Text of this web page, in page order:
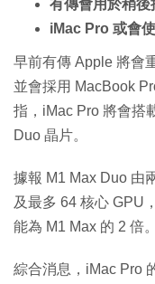
有傳會用於稍
iMac Pro 或會
早前有傳 Apple 將會
並會採用 MacBook
指，iMac Pro 將會搭
Duo 晶片。
據報 M1 Max Duo 由
及最多 64 核心 GPU
能為 M1 Max 的 2 倍。
綜合消息，iMac Pro